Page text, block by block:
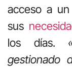
acceso a
sus
los días.
gestionado